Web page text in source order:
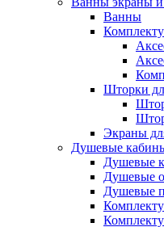
Ванны
Шторки
Экраны
Душевые
Душевые
Душевые
Душевые